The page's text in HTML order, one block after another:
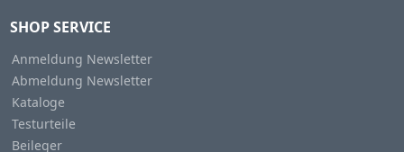
SHOP SERVICE
Anmeldung Newsletter
Abmeldung Newsletter
Kataloge
Testurteile
Beileger